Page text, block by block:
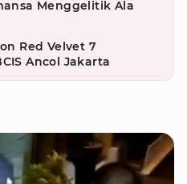
Menggelitik Ala
Red Velvet 7
Ancol Jakarta